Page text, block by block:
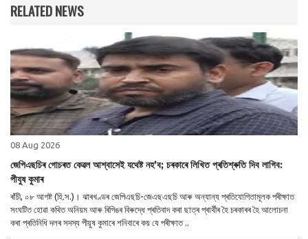
RELATED NEWS
08 Aug 2026
জেপিএছচিৰ গোচৰত কেৱল আশ্বাসেই যথেষ্ট নহ’ব; চৰকাৰে লিখিত প্ৰতিশ্ৰুতি দিব লাগিব:
পীযুষ কুমাৰ
ৰাঁচী, ০৮ আগষ্ট (হি.স.)। ঝাৰখণ্ডৰ জেপিএছচি-জেএছএছচি আৰু অন্যান্য প্ৰতিযোগিতামূলক পৰীক্ষাত
সংঘটিত হোৱা কথিত অনিয়ম আৰু ৰিগিঙৰ বিৰুদ্ধে প্ৰতিবাদ কৰা ছাত্ৰ প্ৰাৰ্থীৰ হৈ চৰকাৰৰ হৈ আলোচনা
কৰা প্ৰতিনিধি দলৰ সদস্য পীয়ুষ কুমাৰে শনিবাৰে কয় যে পৰীক্ষাত ..